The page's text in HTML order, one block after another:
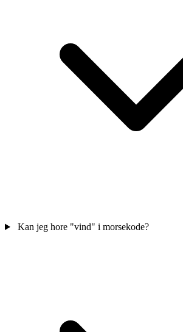
Kan jeg hore "vind" i morsekode?